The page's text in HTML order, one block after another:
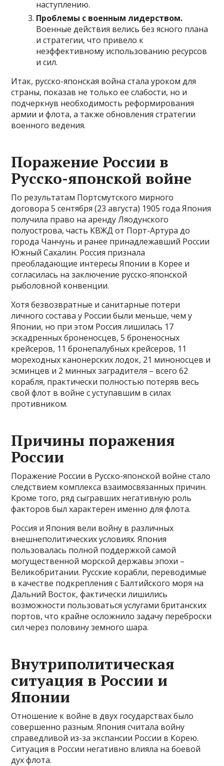
наступлению.
Проблемы с военным лидерством.
Военные действия велись без ясного плана
и стратегии, что привело к
неэффективному использованию ресурсов
и сил.
Итак, русско-японская война стала уроком для
страны, показав не только ее слабости, но и
подчеркнув необходимость реформирования
армии и флота, а также обновления стратегии
военного ведения.
Поражение России в
Русско-японской войне
По результатам Портсмутского мирного
договора 5 сентября (23 августа) 1905 года Япония
получила право на аренду Ляодунского
полуострова, часть КВЖД от Порт-Артура до
города Чанчунь и ранее принадлежавший России
Южный Сахалин. Россия признала
преобладающие интересы Японии в Корее и
согласилась на заключение русско-японской
рыболовной конвенции.
Хотя безвозвратные и санитарные потери
личного состава у России были меньше, чем у
Японии, но при этом Россия лишилась 17
эскадренных броненосцев, 5 броненосных
крейсеров, 11 бронепалубных крейсеров, 11
мореходных канонерских лодок, 21 миноносцев и
эсминцев и 2 минных заградителя – всего 62
корабля, практически полностью потеряв весь
свой флот в войне с уступавшим в силах
противником.
Причины поражения
России
Поражение России в Русско-японской войне стало
следствием комплекса взаимосвязанных причин.
Кроме того, ряд сыгравших негативную роль
факторов был характерен именно для флота.
Россия и Япония вели войну в различных
внешнеполитических условиях. Япония
пользовалась полной поддержкой самой
могущественной морской державы эпохи –
Великобритании. Русские корабли, переводимые
в качестве подкрепления с Балтийского моря на
Дальний Восток, фактически лишились
возможности пользоваться услугами британских
портов, что крайне осложнило задачу переброски
сил через половину земного шара.
Внутриполитическая
ситуация в России и
Японии
Отношение к войне в двух государствах было
совершенно разным. Япония считала войну
справедливой из-за экспансии России в Корею.
Ситуация в России негативно влияла на боевой
дух флота.